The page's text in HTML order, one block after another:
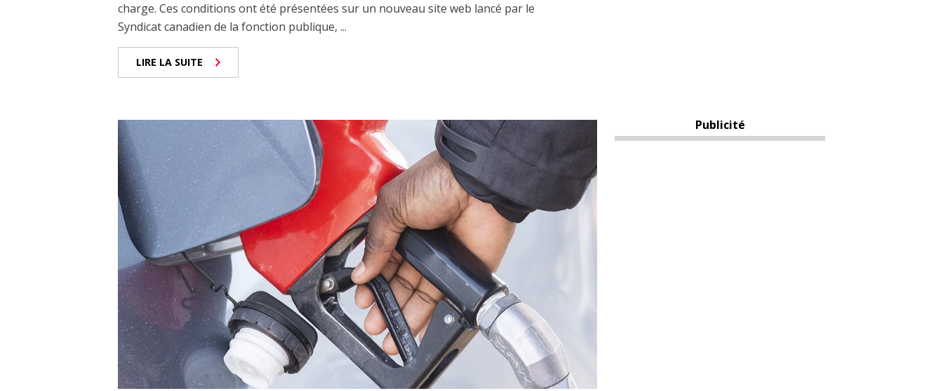
charge. Ces conditions ont été présentées sur un nouveau site web lancé par le
Syndicat canadien de la fonction publique, ...
LIRE LA SUITE
Publicité